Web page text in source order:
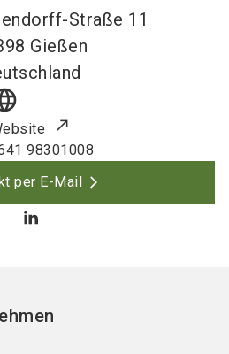
Straße 11
Gießen
98301008
per E-Mail